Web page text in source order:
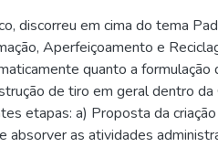
discorreu em cima do tema
Aperfeiçoamento е
quanto a formulação
de tiro em geral dentro da
etapas: a) Proposta da
absorver as atividades